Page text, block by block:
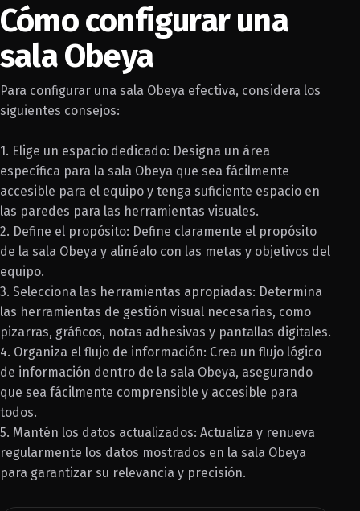
Cómo configurar una
sala Obeya
Para configurar una sala Obeya efectiva, considera los
siguientes consejos:
1. Elige un espacio dedicado: Designa un área
específica para la sala Obeya que sea fácilmente
accesible para el equipo y tenga suficiente espacio en
las paredes para las herramientas visuales.
2. Define el propósito: Define claramente el propósito
de la sala Obeya y alinéalo con las metas y objetivos del
equipo.
3. Selecciona las herramientas apropiadas: Determina
las herramientas de gestión visual necesarias, como
pizarras, gráficos, notas adhesivas y pantallas digitales.
4. Organiza el flujo de información: Crea un flujo lógico
de información dentro de la sala Obeya, asegurando
que sea fácilmente comprensible y accesible para
todos.
5. Mantén los datos actualizados: Actualiza y renueva
regularmente los datos mostrados en la sala Obeya
para garantizar su relevancia y precisión.